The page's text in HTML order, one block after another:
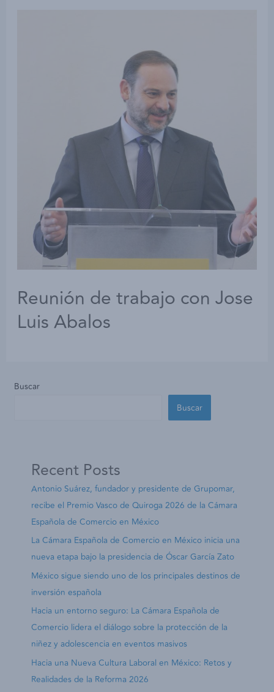
Reunión de trabajo con Jose
Luis Abalos
Buscar
Buscar
Recent Posts
Antonio Suárez, fundador y presidente de Grupomar,
recibe el Premio Vasco de Quiroga 2026 de la Cámara
Española de Comercio en México
La Cámara Española de Comercio en México inicia una
nueva etapa bajo la presidencia de Óscar García Zato
México sigue siendo uno de los principales destinos de
inversión española
Hacia un entorno seguro: La Cámara Española de
Comercio lidera el diálogo sobre la protección de la
niñez y adolescencia en eventos masivos
Hacia una Nueva Cultura Laboral en México: Retos y
Realidades de la Reforma 2026